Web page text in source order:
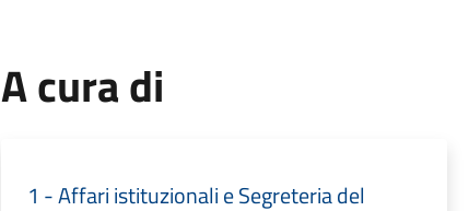
A cura di
1 - Affari istituzionali e Segreteria del